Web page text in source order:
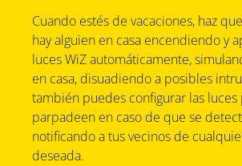
Cuando estés de vacaciones, haz
hay alguien en casa encendiendo y
luces WiZ automáticamente,
en casa, disuadiendo a posibles
también puedes configurar las luces
parpadeen en caso de que se
notificando a tus vecinos de
deseada.